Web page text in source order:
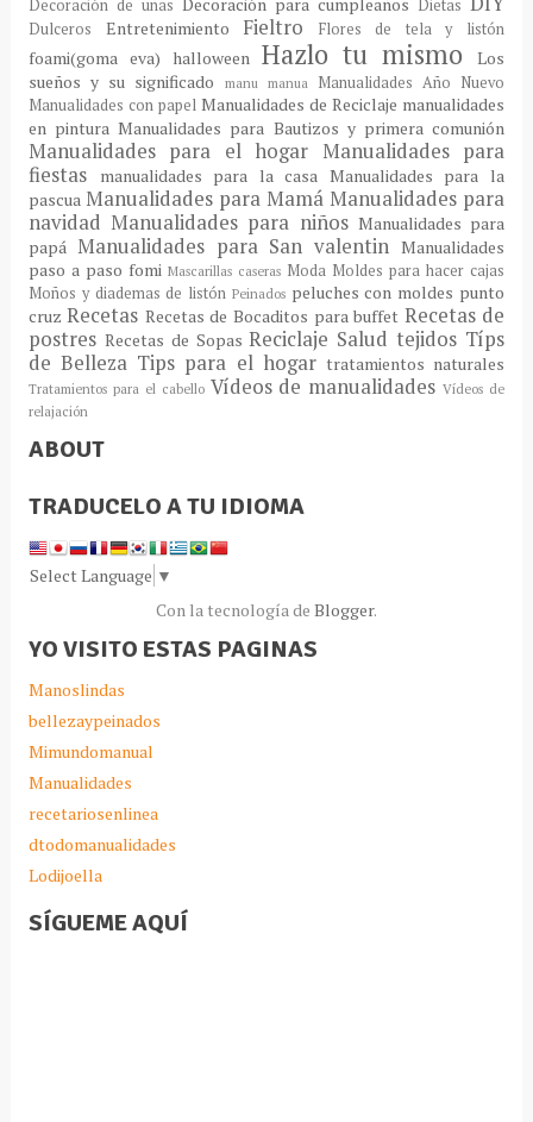
Decoración de uñas Dietas
Dulceros Entretenimiento Fieltro Flores de tela y listón
foami(goma eva) halloween Hazlo tu mismoLos
sueños y su significado
manu manua Manualidades Año Nuevo
Manualidades con papel Manualidades de Reciclaje manualidades
en pinturaManualidades para Bautizos y primera comunión
Manualidades para el hogar Manualidades para
fiestas
manualidades para la casa Manualidades para la
pascua Manualidades para MamáManualidades para
navidadManualidades para niños Manualidades para
papá Manualidades para San valentinManualidades
paso a paso fomi Mascarillas caseras Moda Moldes para hacer cajas
Moños y diademas de listón Peinados peluches con moldes punto
cruzRecetas Recetas de Bocaditos para buffet Recetas de
postres Recetas de SopasReciclaje Saludtejidos Típs
de Belleza Tips para el hogar tratamientos naturales
Tratamientos para el cabello Vídeos de manualidadesVídeos de
relajación
ABOUT
TRADUCELO A TU IDIOMA
Select Language ▼
Con la tecnología de Blogger.
YO VISITO ESTAS PAGINAS
Manoslindas
bellezaypeinados
Mimundomanual
Manualidades
recetariosenlinea
dtodomanualidades
Lodijoella
SÍGUEME AQUÍ